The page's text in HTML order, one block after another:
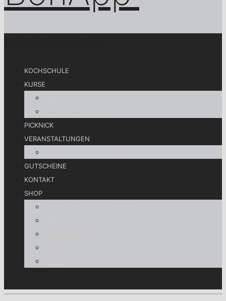
KOCHSCHULE
KURSE
PICKNICK
VERANSTALTUNGEN
GUTSCHEINE
KONTAKT
SHOP